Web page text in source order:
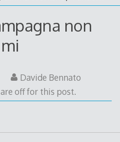
non
mi
Davide Bennato
off for this post.